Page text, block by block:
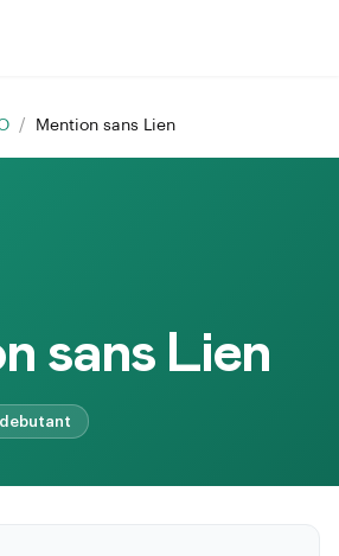
/ Mention sans Lien
sans Lien
debutant